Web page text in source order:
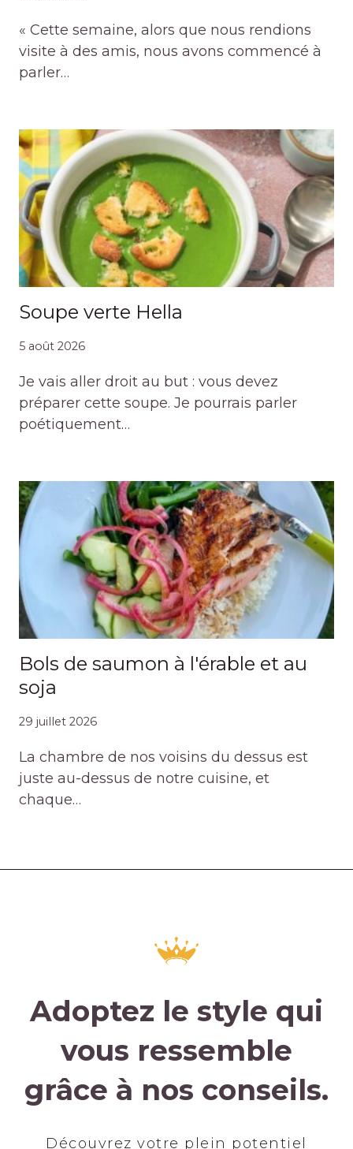
« Cette semaine, alors que nous rendions
visite à des amis, nous avons commencé à
parler…
Soupe verte Hella
5 août 2026
Je vais aller droit au but : vous devez
préparer cette soupe. Je pourrais parler
poétiquement…
Bols de saumon à l'érable et au
soja
29 juillet 2026
La chambre de nos voisins du dessus est
juste au-dessus de notre cuisine, et
chaque…
Adoptez le style qui
vous ressemble
grâce à nos conseils.
Découvrez votre plein potentiel